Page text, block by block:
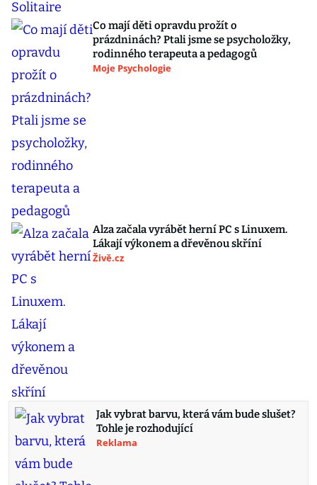
Co mají děti opravdu prožít o
prázdninách? Ptali jsme se psycholožky,
rodinného terapeuta a pedagogů
Moje Psychologie
Alza začala vyrábět herní PC s Linuxem.
Lákají výkonem a dřevěnou skříní
Živě.cz
Jak vybrat barvu, která vám bude slušet?
Tohle je rozhodující
Reklama